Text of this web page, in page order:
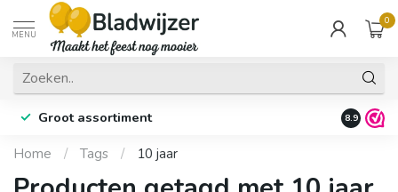
MENU
0
Groot assortiment Fysieke
8.9
Home / Tags / 10 jaar